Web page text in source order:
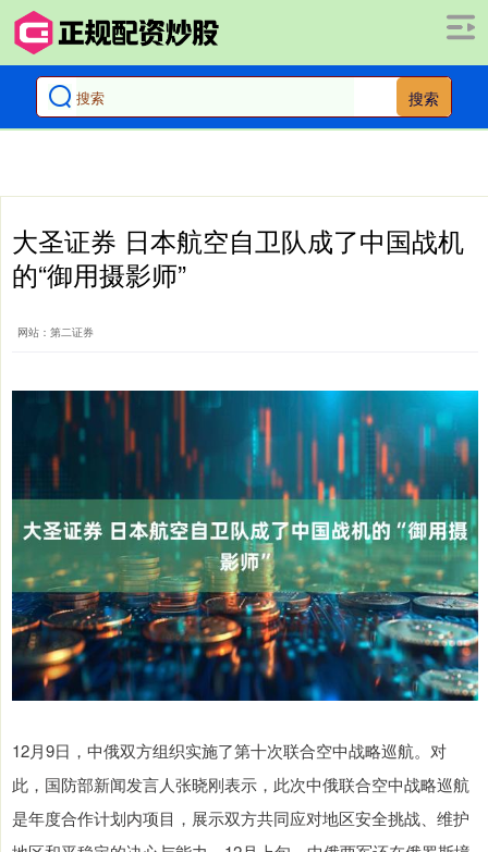
搜索
大圣证券 日本航空自卫队成了中国战机
的“御用摄影师”
网站：第二证券
12月9日，中俄双方组织实施了第十次联合空中战略巡航。对
此，国防部新闻发言人张晓刚表示，此次中俄联合空中战略巡航
是年度合作计划内项目，展示双方共同应对地区安全挑战、维护